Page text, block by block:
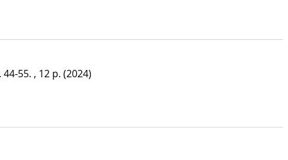
44-55. , 12 p. (2024)